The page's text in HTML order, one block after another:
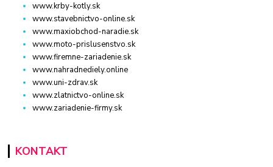
www.krby-kotly.sk
www.stavebnictvo-online.sk
www.maxiobchod-naradie.sk
www.moto-prislusenstvo.sk
www.firemne-zariadenie.sk
www.nahradnediely.online
www.uni-zdrav.sk
www.zlatnictvo-online.sk
www.zariadenie-firmy.sk
KONTAKT